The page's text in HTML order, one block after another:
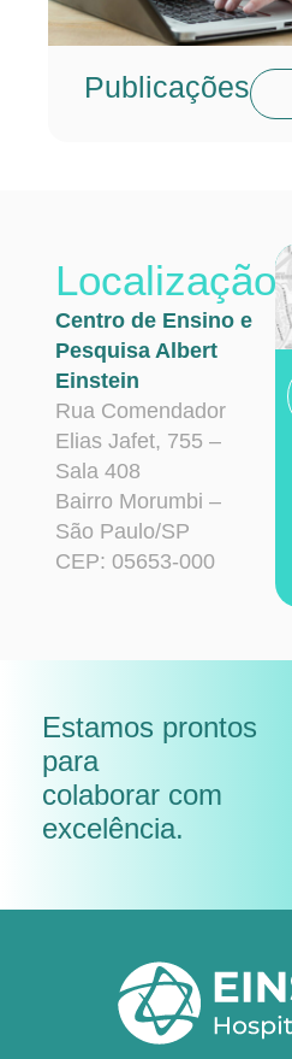
Publicações
Localização
Centro de Ensino e
Pesquisa Albert
Einstein
Rua Comendador
Elias Jafet, 755 –
Sala 408
Bairro Morumbi –
São Paulo/SP
CEP: 05653-000
Estamos prontos
para
colaborar com
excelência.